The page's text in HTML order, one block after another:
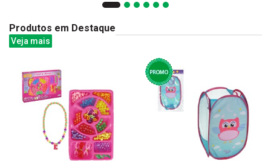
Produtos em Destaque
Veja mais